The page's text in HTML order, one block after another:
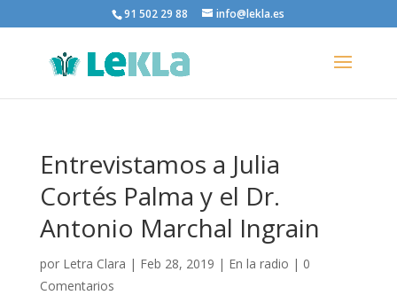
91 502 29 88 info@lekla.es
Entrevistamos a Julia
Cortés Palma y el Dr.
Antonio Marchal Ingrain
por Letra Clara | Feb 28, 2019 | En la radio | 0
Comentarios